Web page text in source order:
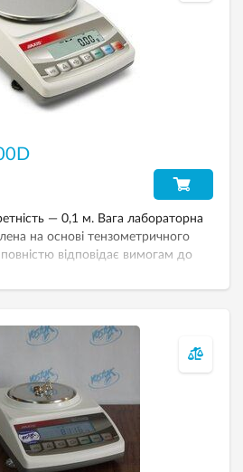
— 0,1 м. Вага лабораторна
на основі тензометричного
відповідає вимогам до